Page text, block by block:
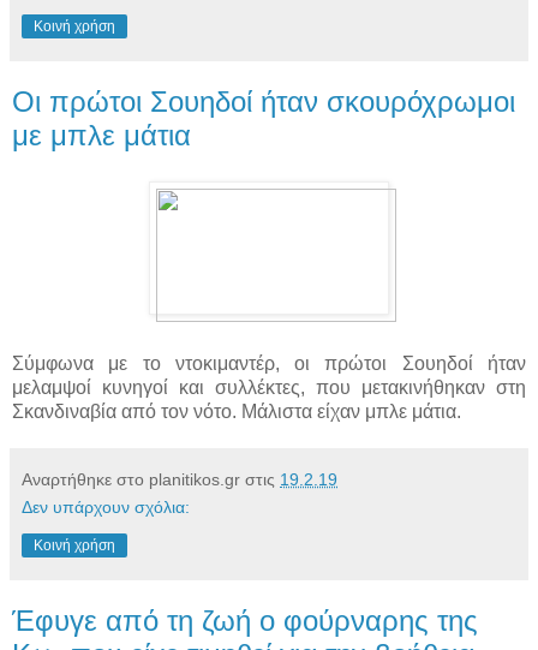
Κοινή χρήση
Οι πρώτοι Σουηδοί ήταν σκουρόχρωμοι
με μπλε μάτια
Σύμφωνα με το ντοκιμαντέρ, οι πρώτοι Σουηδοί ήταν
μελαμψοί κυνηγοί και συλλέκτες, που μετακινήθηκαν στη
Σκανδιναβία από τον νότο. Μάλιστα είχαν μπλε μάτια.
Αναρτήθηκε στο planitikos.gr στις 19.2.19
Δεν υπάρχουν σχόλια:
Κοινή χρήση
Έφυγε από τη ζωή ο φούρναρης της